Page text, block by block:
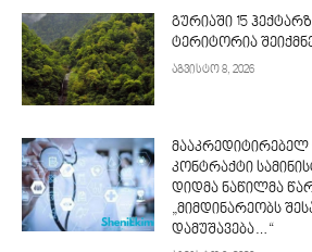
გურიაში 15
ტერიტორია
აგვისტო 8, 2026
მააკრედიტირებელ
კონტრაქტი
დიდმა ნაწილმა
„მიმდინარეობს
დამუშავება…“